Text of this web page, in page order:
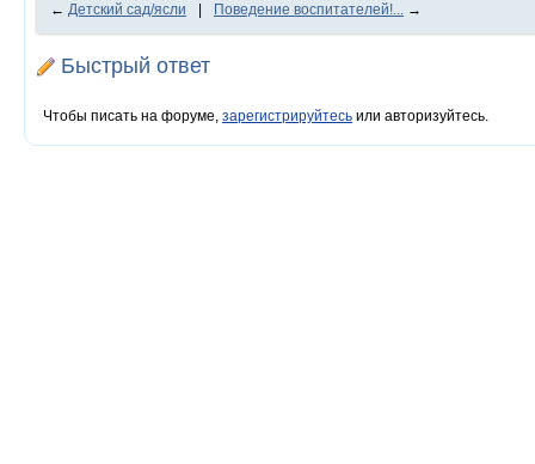
← Детский сад/ясли Поведение воспитателей!... →
Быстрый ответ
Чтобы писать на форуме, зарегистрируйтесь или авторизуйтесь.